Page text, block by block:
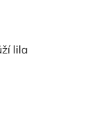
lila